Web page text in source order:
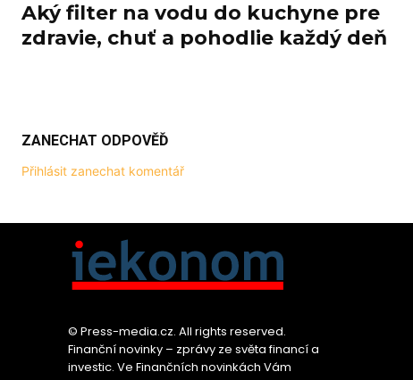
Aký filter na vodu do kuchyne pre
zdravie, chuť a pohodlie každý deň
ZANECHAT ODPOVĚĎ
Přihlásit zanechat komentář
© Press-media.cz. All rights reserved.
Finanční novinky – zprávy ze světa financí a
investic. Ve Finančních novinkách Vám